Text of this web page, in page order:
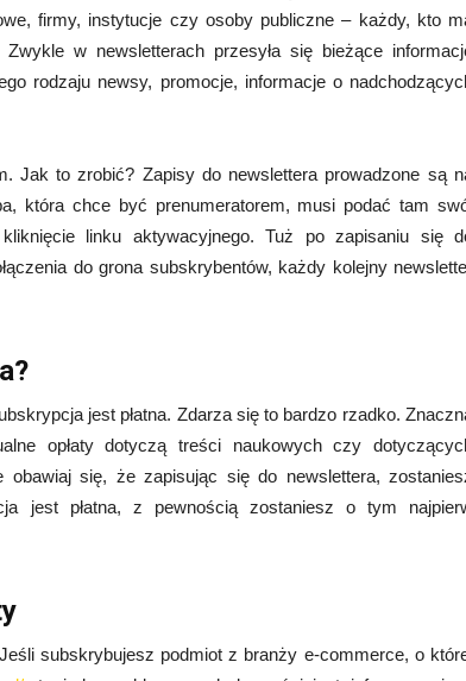
firmy, instytucje czy osoby publiczne – każdy, kto
w newsletterach przesyła się bieżące
rodzaju newsy, promocje, informacje o
Jak to zrobić? Zapisy do newslettera prowadzone są
która chce być prenumeratorem, musi podać tam
linku aktywacyjnego. Tuż po zapisaniu się
do grona subskrybentów, każdy kolejny
jest płatna. Zdarza się to bardzo rzadko.
opłaty dotyczą treści naukowych czy
się, że zapisując się do newslettera,
jest płatna, z pewnością zostaniesz o tym
subskrybujesz podmiot z branży e-commerce, o